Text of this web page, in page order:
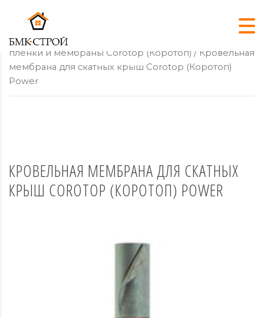
Главная/Подкровельные пленки
пленки и мембраны Corotop (Коротоп) / Кровельная
мембрана для скатных крыш Corotop (Коротоп)
Power
КРОВЕЛЬНАЯ МЕМБРАНА ДЛЯ СКАТНЫХ
КРЫШ COROTOP (КОРОТОП) POWER